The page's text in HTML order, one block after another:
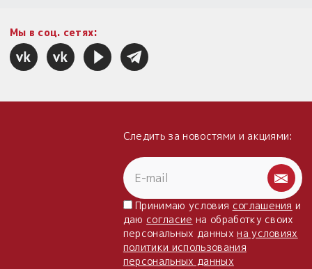
Мы в соц. сетях:
Следить за новостями и акциями:
Принимаю условия соглашения и
даю согласие на обработку своих
персональных данныхна условиях
политики использования
персональных данных